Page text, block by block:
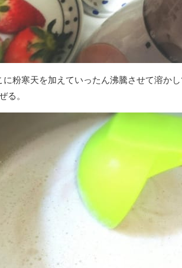
に粉寒天を加えていったん沸騰させて溶か
る。